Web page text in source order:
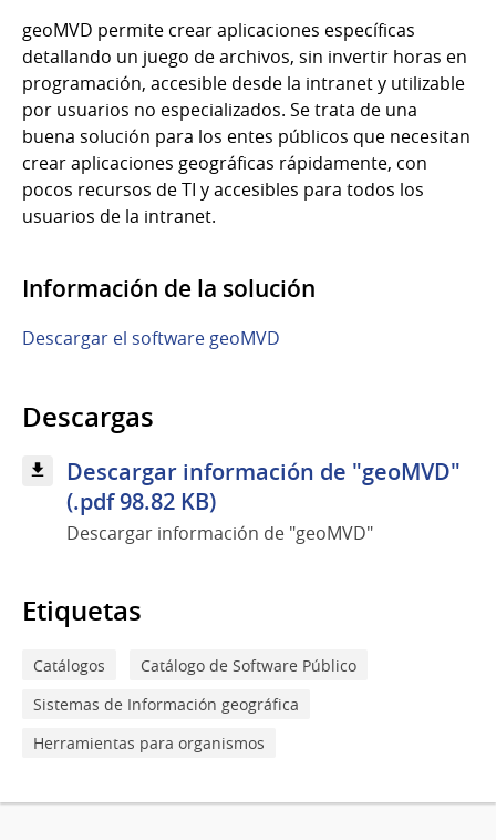
geoMVD permite crear aplicaciones específicas
detallando un juego de archivos, sin invertir horas en
programación, accesible desde la intranet y utilizable
por usuarios no especializados. Se trata de una
buena solución para los entes públicos que necesitan
crear aplicaciones geográficas rápidamente, con
pocos recursos de TI y accesibles para todos los
usuarios de la intranet.
Información de la solución
Descargar el software geoMVD
Descargas
Descargar información de "geoMVD"
(.pdf 98.82 KB)
Descargar información de "geoMVD"
Etiquetas
Catálogos
Catálogo de Software Público
Sistemas de Información geográfica
Herramientas para organismos